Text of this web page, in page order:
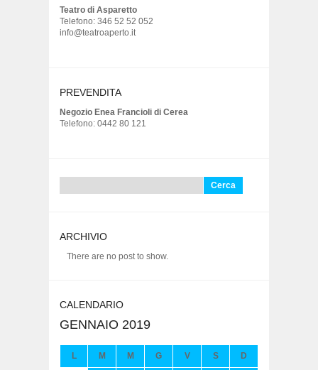
Teatro di Asparetto
Telefono: 346 52 52 052
info@teatroaperto.it
PREVENDITA
Negozio Enea Francioli di Cerea
Telefono: 0442 80 121
per:
ARCHIVIO
There are no post to show.
CALENDARIO
GENNAIO 2019
L M M G V S D